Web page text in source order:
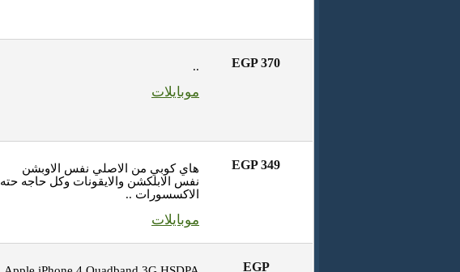
EGP 370
..
موبايلات
EGP 349
هاي كوبي من الاصلي نفس الاوبشن
نفس الابلكشن والايقونات وكل حاجه حته
الاكسسورات ..
موبايلات
EGP